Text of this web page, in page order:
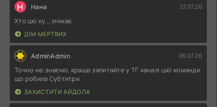
Н Нана 27.07.26
Хто цю ху....знімає
ДІМ МЕРТВИХ
AdminAdmin 06.07.26
Точно не знаємо, краще запитайте у ТГ каналі цієї команди
що робила Субтитри
ЗАХИСТИТИ АЙДОЛА